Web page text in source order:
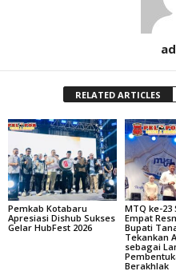
RELATED ARTICLES
Pemkab Kotabaru
Apresiasi Dishub Sukses
Gelar HubFest 2026
MTQ ke-23
Empat
Bupati
Tekankan
sebagai
Berakhlak